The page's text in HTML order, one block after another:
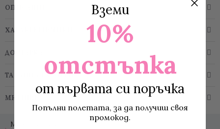
ОПИСАНИЕ
ХАРАКТЕРИСТИКИ
ДОСТАВКА
ТАБЛИЦА РАЗМЕРИ
МНЕНИЯ
MORE TO LOVE
Вземи
10%
отстъпка
от първата си поръчка
Попълни полетата, за да получиш своя
промокод.